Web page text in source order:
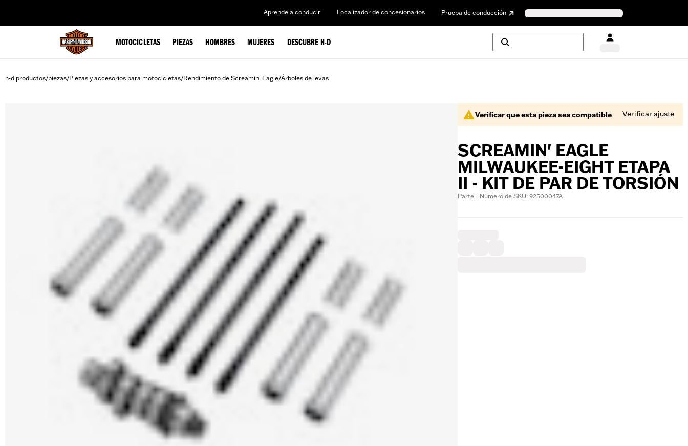
Aprende a conducir Localizador de concesionarios Prueba de conducción
MOTOCICLETAS PIEZAS HOMBRES MUJERES DESCUBRE H-D
h-d productos/piezas/Piezas y accesorios para motocicletas/Rendimiento de Screamin' Eagle/Árboles de levas
Verificar que esta pieza sea compatible Verificar ajuste
SCREAMIN' EAGLE
MILWAUKEE-EIGHT ETAPA
II - KIT DE PAR DE TORSIÓN
Parte | Número de SKU: 92500047A